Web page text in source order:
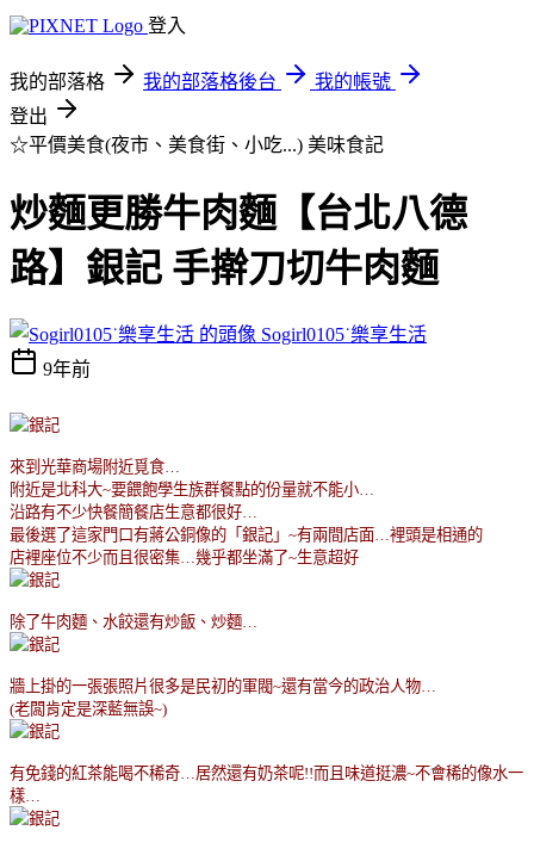
登入
我的部落格 我的部落格後台
我的帳號
登出
☆平價美食(夜市、美食街、小吃...) 美味食記
炒麵更勝牛肉麵【台北八德
路】銀記 手擀刀切牛肉麵
Sogirl0105˙樂享生活
9年前
來到光華商場附近覓食
附近是北科大~要餵飽學生族群餐點的份量就不能小
沿路有不少快餐簡餐店生意都很好
最後選了這家門口有蔣公銅像的「銀記」 ~有兩間店面
裡頭是相通的
店裡座位不少而且很密集
幾乎都坐滿了~生意超好
除了牛肉麵、水餃還有炒飯、炒麵
牆上掛的一張張照片很多是民初的軍閥~還有當今的政治人物
(老闆肯定是深藍無誤~)
有免錢的紅茶能喝不稀奇 居然還有奶茶呢!!而且味道挺濃~不會稀的像水一
樣